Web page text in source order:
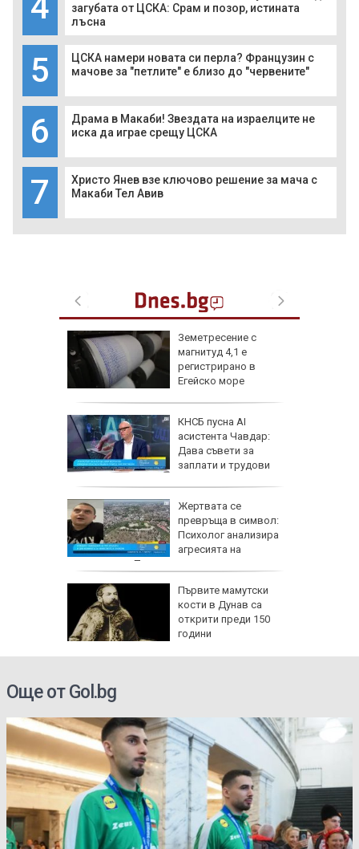
загубата от ЦСКА: Срам и позор, истината
лъсна
5
ЦСКА намери новата си перла? Французин с
мачове за "петлите" е близо до "червените"
6
Драма в Макаби! Звездата на израелците не
иска да играе срещу ЦСКА
7
Христо Янев взе ключово решение за мача с
Макаби Тел Авив
Земетресение с
магнитуд 4,1 е
регистрирано в
Егейско море
КНСБ пусна AI
асистента Чавдар:
Дава съвети за
заплати и трудови
Жертвата се
превръща в символ:
Психолог анализира
агресията на
младежите в Пловдив
Първите мамутски
кости в Дунав са
открити преди 150
години
Още от Gol.bg